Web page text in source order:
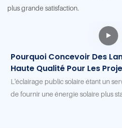
plus grande satisfaction.
Pourquoi Concevoir Des
Haute Qualité Pour Les
Extérieurs ?
L'éclairage public solaire étant un
de fournir une énergie solaire plus